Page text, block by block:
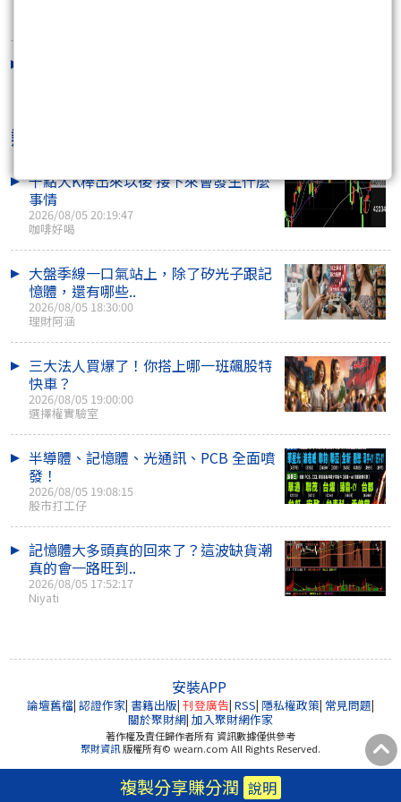
複製分享賺分潤 說明
熱門焦點文章
千點大K棒出來以後 接下來會發生什麼
事情
2026/08/05 20:19:47
咖啡好喝
大盤季線一口氣站上，除了矽光子跟記
憶體，還有哪些..
2026/08/05 18:30:00
理財阿涵
三大法人買爆了！你搭上哪一班飆股特
快車？
2026/08/05 19:00:00
選擇權實驗室
半導體、記憶體、光通訊、PCB 全面噴
發！
2026/08/05 19:08:15
股市打工仔
記憶體大多頭真的回來了？這波缺貨潮
真的會一路旺到..
2026/08/05 17:52:17
Niyati
安裝APP
論壇舊檔| 認證作家| 書籍出版| 刊登廣告| RSS| 隱私權政策| 常見問題|
關於聚財網| 加入聚財網作家
著作權及責任歸作者所有 資訊數據僅供參考
聚財資訊版權所有© wearn.com All Rights Reserved.